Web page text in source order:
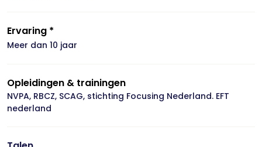
Ervaring *
Meer dan 10 jaar
Opleidingen & trainingen
NVPA, RBCZ, SCAG, stichting Focusing Nederland. EFT
nederland